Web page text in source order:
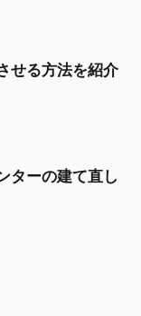
せる方法を紹介
ターの建て直し